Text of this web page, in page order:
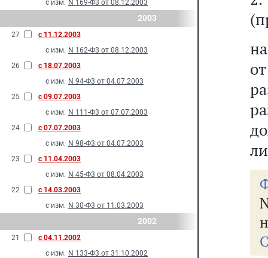
с изм. N 169-Ф3 от 08.12.2003
2003
27
с 11.12.2003
с изм. N 162-Ф3 от 08.12.2003
26
с 18.07.2003
с изм. N 94-Ф3 от 04.07.2003
25
с 09.07.2003
с изм. N 111-Ф3 от 07.07.2003
24
с 07.07.2003
с изм. N 98-Ф3 от 04.07.2003
23
с 11.04.2003
с изм. N 45-Ф3 от 08.04.2003
22
с 14.03.2003
с изм. N 30-Ф3 от 11.03.2003
2002
21
с 04.11.2002
с изм. N 133-Ф3 от 31.10.2002